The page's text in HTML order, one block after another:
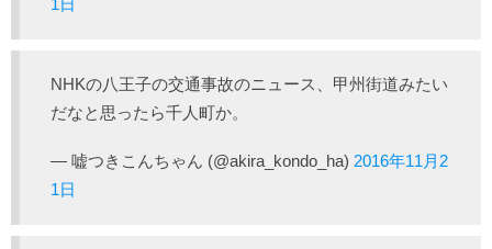
1日
NHKの八王子の交通事故のニュース、甲州街道みたい
だなと思ったら千人町か。
— 嘘つきこんちゃん (@akira_kondo_ha) 2016年11月2
1日